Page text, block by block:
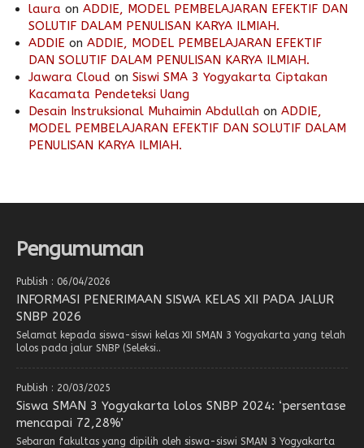
laura on ADDIE, MODEL PEMBELAJARAN EFEKTIF DAN
SOLUTIF DALAM PENULISAN KARYA ILMIAH.
ADDIE on ADDIE, MODEL PEMBELAJARAN EFEKTIF
DAN SOLUTIF DALAM PENULISAN KARYA ILMIAH.
Jawara Cloud on Siswi SMA 3 Yogyakarta Ciptakan
Kacamata Pendeteksi Uang
Desain Instruksional Muhaimin Abdullah on ADDIE,
MODEL PEMBELAJARAN EFEKTIF DAN SOLUTIF DALAM
PENULISAN KARYA ILMIAH.
Pengumuman
Publish : 06/04/2026
INFORMASI PENERIMAAN SISWA KELAS XII PADA JALUR
SNBP 2026
Selamat kepada siswa-siswi kelas XII SMAN 3 Yogyakarta yang telah
lolos pada jalur SNBP (Seleksi..
Publish : 20/03/2025
Siswa SMAN 3 Yogyakarta lolos SNBP 2024: ‘persentase
mencapai 72,28%’
Sebaran fakultas yang dipilih oleh siswa-siswi SMAN 3 Yogyakarta